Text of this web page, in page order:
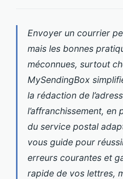
Envoyer un courrier
mais les bonnes
méconnues, surtout
MySendingBox
la rédaction de
l’affranchissement, en
du service postal
vous guide pour
erreurs courantes et
rapide de vos lettres,